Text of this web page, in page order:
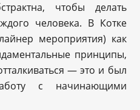
чтобы делать
человека. В Котке
мероприятия) как
принципы,
— это и был
с начинающими